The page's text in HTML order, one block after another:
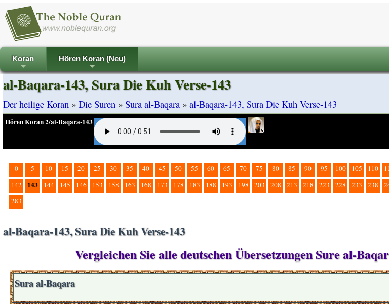
+
Koran
+
Hören Koran (Neu)
al-Baqara-143, Sura Die Kuh Verse-143
Der heilige Koran » Die Suren » Sura al-Baqara » al-Baqara-143, Sura Die Kuh Verse-143
Hören Koran 2/al-Baqara-143
0 5 10 15 20 25 30 35 40 45 50 55 60 65 70 75 80 85 90 95 100 105 110
142
143 144 145 146 153 158 163 168 173 178 183 188 193 198 203 208 213 218 223 228 233 238
283
al-Baqara-143, Sura Die Kuh Verse-143
Vergleichen Sie alle deutschen Übersetzungen Sure al-
Sura al-Baqara